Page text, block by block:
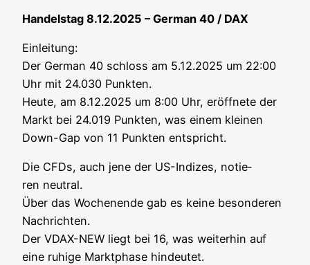
Han­dels­tag 8.12.2025 – Ger­man 40 / DAX
Ein­lei­tung:
Der Ger­man 40 schloss am 5.12.2025 um 22:00
Uhr mit 24.030 Punk­ten.
Heu­te, am 8.12.2025 um 8:00 Uhr, eröff­ne­te der
Markt bei 24.019 Punk­ten, was einem klei­nen
Down-Gap von 11 Punk­ten entspricht.
Die CFDs, auch jene der US-Indi­zes, notie­
ren neu­tral.
Über das Wochen­en­de gab es kei­ne beson­de­ren
Nach­rich­ten.
Der VDAX-NEW liegt bei 16, was wei­ter­hin auf
eine ruhi­ge Markt­pha­se hindeutet.